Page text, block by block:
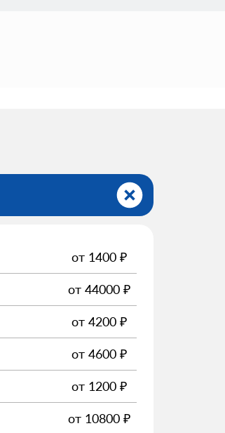
от 1400 ₽
от 44000 ₽
от 4200 ₽
от 4600 ₽
от 1200 ₽
от 10800 ₽